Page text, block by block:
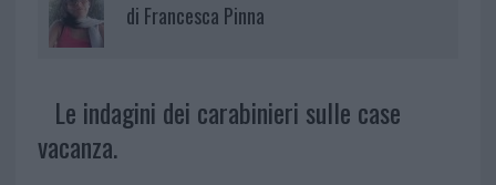
di Francesca Pinna
Le indagini dei carabinieri sulle case
vacanza.